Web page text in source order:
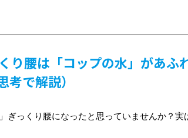
り腰は「コップの水」があふ
考で解説）
ぎっくり腰になったと思っていませんか？